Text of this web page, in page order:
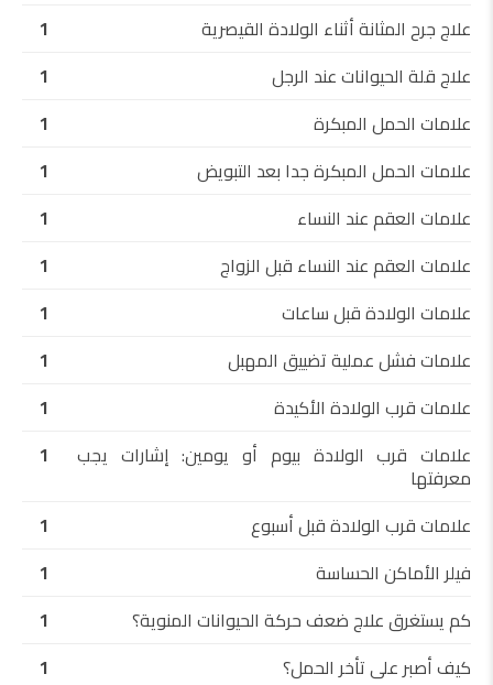
علاج جرح المثانة أثناء الولادة القيصرية
1
علاج قلة الحيوانات عند الرجل
1
علامات الحمل المبكرة
1
علامات الحمل المبكرة جدا بعد التبويض
1
علامات العقم عند النساء
1
علامات العقم عند النساء قبل الزواج
1
علامات الولادة قبل ساعات
1
علامات فشل عملية تضييق المهبل
1
علامات قرب الولادة الأكيدة
1
علامات قرب الولادة بيوم أو يومين: إشارات يجب
معرفتها
1
علامات قرب الولادة قبل أسبوع
1
فيلر الأماكن الحساسة
1
كم يستغرق علاج ضعف حركة الحيوانات المنوية؟
1
كيف أصبر على تأخر الحمل؟
1